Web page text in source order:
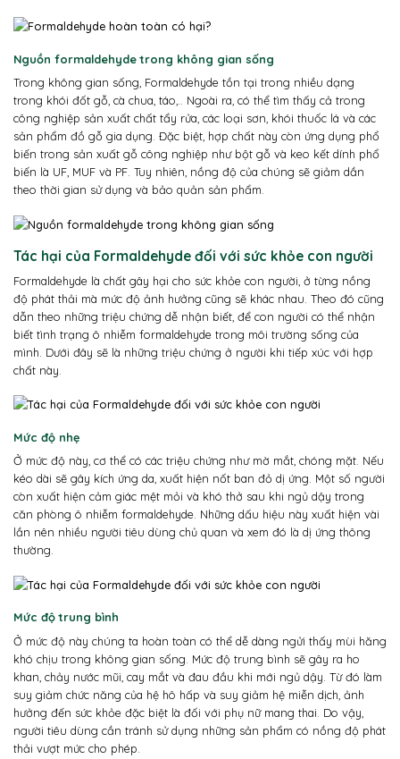
Nguồn formaldehyde trong không gian sống
Trong không gian sống, Formaldehyde tồn tại trong nhiều dạng
trong khói đốt gỗ, cà chua, táo,.. Ngoài ra, có thể tìm thấy cả trong
công nghiệp sản xuất chất tẩy rửa, các loại sơn, khói thuốc lá và các
sản phẩm đồ gỗ gia dụng. Đặc biệt, hợp chất này còn ứng dụng phổ
biến trong sản xuất gỗ công nghiệp như bột gỗ và keo kết dính phổ
biến là UF, MUF và PF. Tuy nhiên, nồng độ của chúng sẽ giảm dần
theo thời gian sử dụng và bảo quản sản phẩm.
Tác hại của Formaldehyde đối với sức khỏe con người
Formaldehyde là chất gây hại cho sức khỏe con người, ở từng nồng
độ phát thải mà mức độ ảnh hưởng cũng sẽ khác nhau. Theo đó cũng
dẫn theo những triệu chứng dễ nhận biết, để con người có thể nhận
biết tình trạng ô nhiễm formaldehyde trong môi trường sống của
mình. Dưới đây sẽ là những triệu chứng ở người khi tiếp xúc với hợp
chất này.
Mức độ nhẹ
Ở mức độ này, cơ thể có các triệu chứng như mờ mắt, chóng mặt. Nếu
kéo dài sẽ gây kích ứng da, xuất hiện nốt ban đỏ dị ứng. Một số người
còn xuất hiện cảm giác mệt mỏi và khó thở sau khi ngủ dậy trong
căn phòng ô nhiễm formaldehyde. Những dấu hiệu này xuất hiện vài
lần nên nhiều người tiêu dùng chủ quan và xem đó là dị ứng thông
thường.
Mức độ trung bình
Ở mức độ này chúng ta hoàn toàn có thể dễ dàng ngửi thấy mùi hăng
khó chịu trong không gian sống. Mức độ trung bình sẽ gây ra ho
khan, chảy nước mũi, cay mắt và đau đầu khi mới ngủ dậy. Từ đó làm
suy giảm chức năng của hệ hô hấp và suy giảm hệ miễn dịch, ảnh
hưởng đến sức khỏe đặc biệt là đối với phụ nữ mang thai. Do vậy,
người tiêu dùng cần tránh sử dụng những sản phẩm có nồng độ phát
thải vượt mức cho phép.